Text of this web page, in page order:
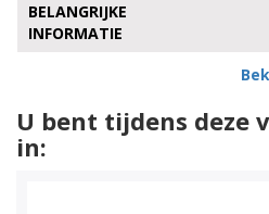
BELANGRIJKE
INFORMATIE
U bent tijdens deze
in: